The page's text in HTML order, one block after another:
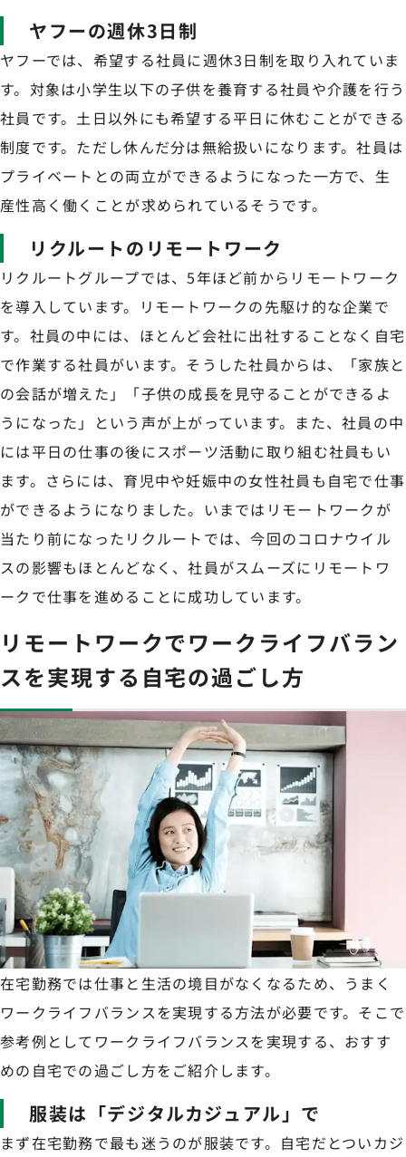
ヤフーの週休3日制
ヤフーでは、希望する社員に週休3日制を取り入れていま
す。対象は小学生以下の子供を養育する社員や介護を行う
社員です。土日以外にも希望する平日に休むことができる
制度です。ただし休んだ分は無給扱いになります。社員は
プライベートとの両立ができるようになった一方で、生
産性高く働くことが求められているそうです。
リクルートのリモートワーク
リクルートグループでは、5年ほど前からリモートワーク
を導入しています。リモートワークの先駆け的な企業で
す。社員の中には、ほとんど会社に出社することなく自宅
で作業する社員がいます。そうした社員からは、「家族と
の会話が増えた」「子供の成長を見守ることができるよ
うになった」という声が上がっています。また、社員の中
には平日の仕事の後にスポーツ活動に取り組む社員もい
ます。さらには、育児中や妊娠中の女性社員も自宅で仕事
ができるようになりました。いまではリモートワークが
当たり前になったリクルートでは、今回のコロナウイル
スの影響もほとんどなく、社員がスムーズにリモートワ
ークで仕事を進めることに成功しています。
リモートワークでワークライフバラン
スを実現する自宅の過ごし方
在宅勤務では仕事と生活の境目がなくなるため、うまく
ワークライフバランスを実現する方法が必要です。そこで
参考例としてワークライフバランスを実現する、おすす
めの自宅での過ごし方をご紹介します。
服装は「デジタルカジュアル」で
まず在宅勤務で最も迷うのが服装です。自宅だとついカジ